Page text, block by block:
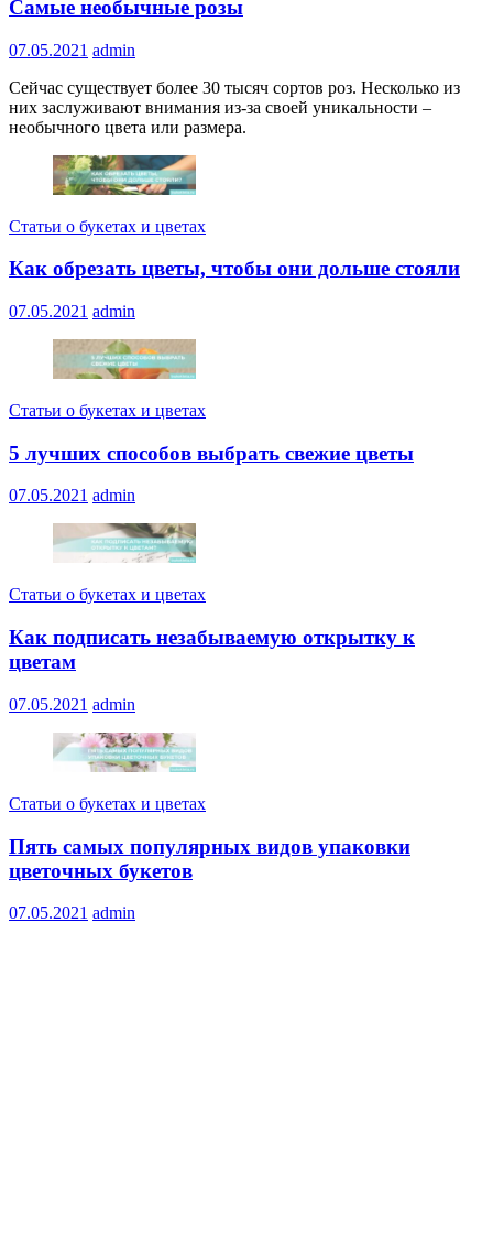
Самые необычные розы
07.05.2021 admin
Сейчас существует более 30 тысяч сортов роз. Несколько из
них заслуживают внимания из-за своей уникальности –
необычного цвета или размера.
Статьи о букетах и цветах
Как обрезать цветы, чтобы они дольше стояли
07.05.2021 admin
Статьи о букетах и цветах
5 лучших способов выбрать свежие цветы
07.05.2021 admin
Статьи о букетах и цветах
Как подписать незабываемую открытку к
цветам
07.05.2021 admin
Статьи о букетах и цветах
Пять самых популярных видов упаковки
цветочных букетов
07.05.2021 admin